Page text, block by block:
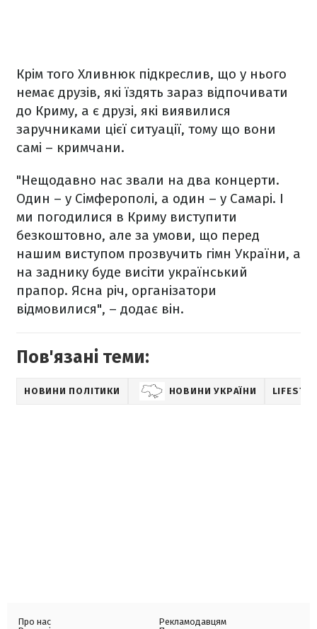
Крім того Хливнюк підкреслив, що у нього
немає друзів, які їздять зараз відпочивати
до Криму, а є друзі, які виявилися
заручниками цієї ситуації, тому що вони
самі – кримчани.
"Нещодавно нас звали на два концерти.
Один – у Сімферополі, а один – у Самарі. І
ми погодилися в Криму виступити
безкоштовно, але за умови, що перед
нашим виступом прозвучить гімн України, а
на заднику буде висіти український
прапор. Ясна річ, організатори
відмовилися", – додає він.
Пов'язані теми:
НОВИНИ ПОЛІТИКИ НОВИНИ УКРАЇНИ
Про нас
Рекламодавцям